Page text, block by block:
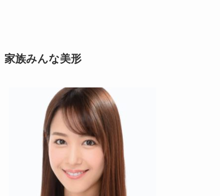
家族みんな美形